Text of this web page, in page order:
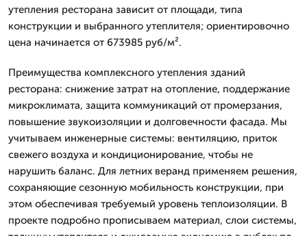
утепления ресторана зависит от площади, типа
конструкции и выбранного утеплителя; ориентировочно
цена начинается от 673985 руб/м².
Преимущества комплексного утепления зданий
ресторана: снижение затрат на отопление, поддержание
микроклимата, защита коммуникаций от промерзания,
повышение звукоизоляции и долговечности фасада. Мы
учитываем инженерные системы: вентиляцию, приток
свежего воздуха и кондиционирование, чтобы не
нарушить баланс. Для летних веранд применяем решения,
сохраняющие сезонную мобильность конструкции, при
этом обеспечивая требуемый уровень теплоизоляции. В
проекте подробно прописываем материал, слои системы,